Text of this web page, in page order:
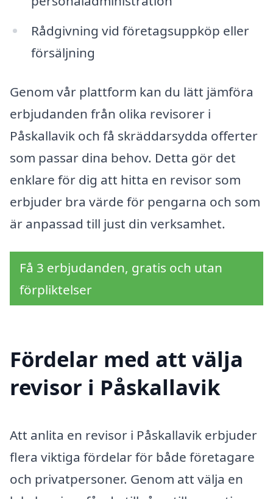
Rådgivning vid företagsuppköp eller
försäljning
Genom vår plattform kan du lätt jämföra
erbjudanden från olika revisorer i
Påskallavik och få skräddarsydda offerter
som passar dina behov. Detta gör det
enklare för dig att hitta en revisor som
erbjuder bra värde för pengarna och som
är anpassad till just din verksamhet.
Få 3 erbjudanden, gratis och utan
förpliktelser
Fördelar med att välja
revisor i Påskallavik
Att anlita en revisor i Påskallavik erbjuder
flera viktiga fördelar för både företagare
och privatpersoner. Genom att välja en